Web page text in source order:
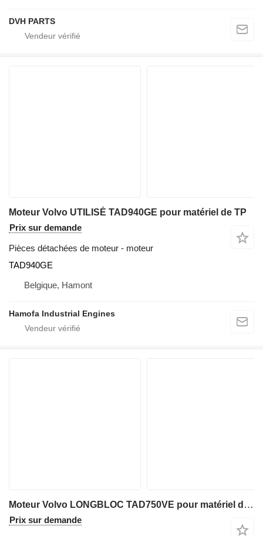
DVH PARTS
Moteur Volvo UTILISÉ TAD940GE pour matériel de TP
Prix sur demande
Pièces détachées de moteur - moteur
TAD940GE
Belgique, Hamont
Hamofa Industrial Engines
Moteur Volvo LONGBLOC TAD750VE pour matériel de TP
Prix sur demande